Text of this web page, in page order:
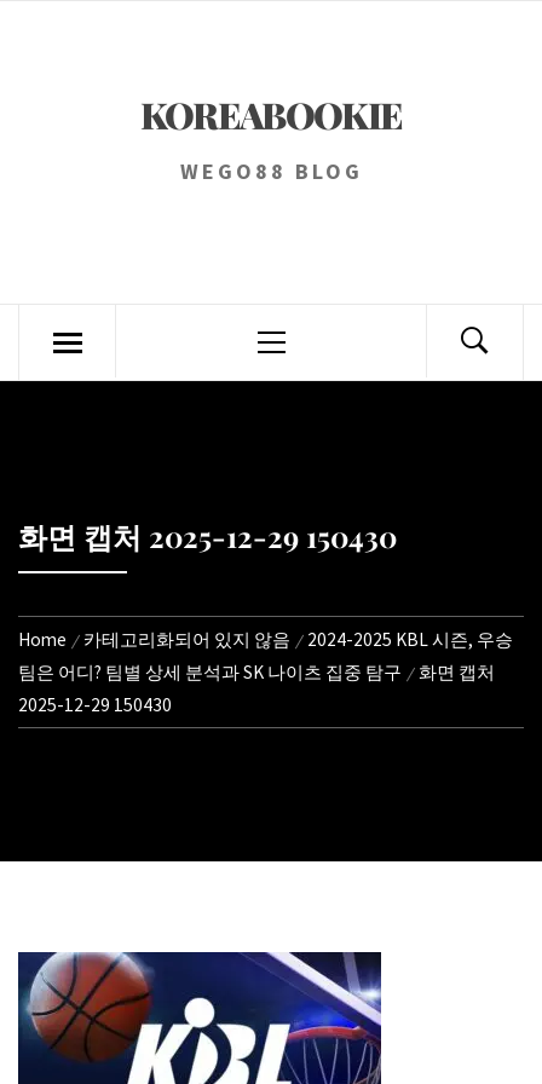
KOREABOOKIE
WEGO88 BLOG
Menu
화면 캡처 2025-12-29 150430
Home 카테고리화되어 있지 않음
2024-2025 KBL 시즌, 우승
팀은 어디? 팀별 상세 분석과 SK 나이츠 집중 탐구
화면 캡처
2025-12-29 150430